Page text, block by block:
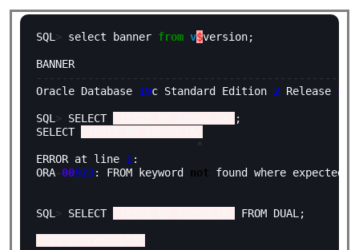
SQL> select banner from v$version;
BANNER
Oracle Database 19c Standard Edition 2 Release
SQL> SELECT
;
SELECT
*
ERROR at line 1:
ORA-00923: FROM keyword not found where expected
SQL> SELECT FROM DUAL;